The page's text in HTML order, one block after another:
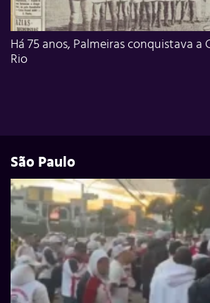
Há 75 anos, Palmeiras conquistava a
Rio
São Paulo